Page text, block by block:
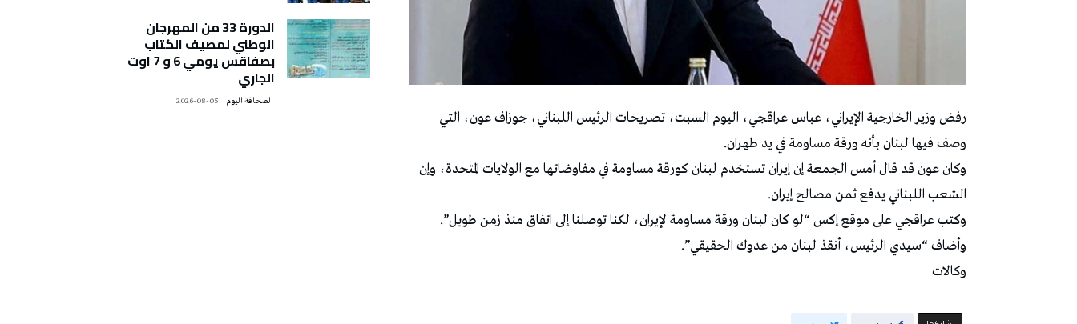
رفض وزير الخارجية الإيراني، عباس عراقجي، ‌اليوم السبت، تصريحات الرئيس اللبناني، جوزاف عون، التي
وصف فيها لبنان بأنه ورقة ⁠مساومة في يد طهران.
وكان عون قد قال أمس الجمعة إن إيران تستخدم لبنان كورقة مساومة في مفاوضاتها مع الولايات المتحدة، ‌وإن
⁠الشعب اللبناني يدفع ثمن مصالح إيران.
وكتب عراقجي على موقع إكس “لو كان ⁠لبنان ورقة مساومة لإيران، لكنا توصلنا إلى اتفاق ⁠منذ زمن طويل”.
وأضاف “سيدي الرئيس، أنقذ لبنان ⁠من عدوك الحقيقي”.
وكالات
الدورة 33 من المهرجان
الوطني لمصيف الكتاب
بصفاقس يومي 6 و 7 اوت
الجاري
2026-08-05